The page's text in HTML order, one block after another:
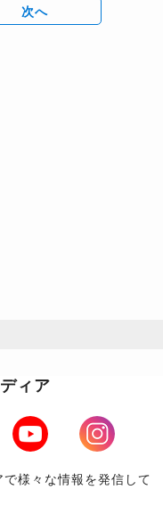
次へ
ィア
Youtube
Instagram
様々な情報を発信して